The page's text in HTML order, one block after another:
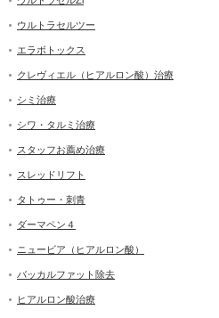
ウルトラセルツー
エラボトックス
クレヴィエル（ヒアルロン酸）治療
シミ治療
シワ・タルミ治療
スタッフお薦め治療
スレッドリフト
タトゥー・刺青
ダーマペン４
ニュービア（ヒアルロン酸）
バッカルファット除去
ヒアルロン酸治療